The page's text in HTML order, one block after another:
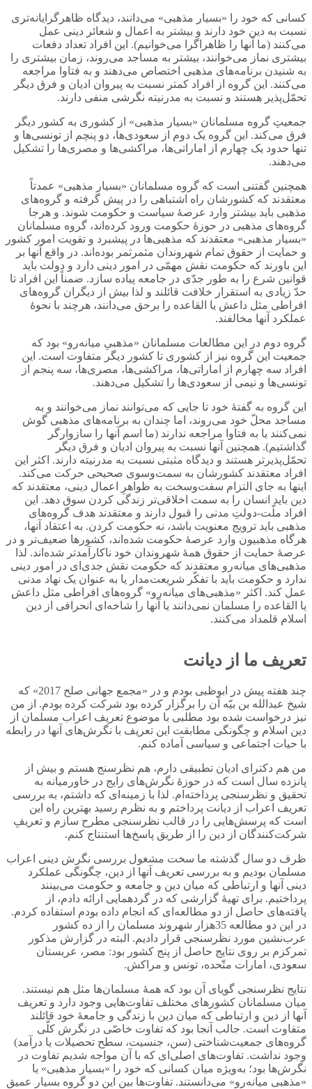
کسانی که خود را «بسیار مذهبی» می‌دانند، دیدگاه ظاهرگرایانه‌تری
نسبت به دین خود دارند و بیشتر به اعمال و شعائر دینی عمل
می‌کنند (ما آنها را ظاهراگرا می‌خوانیم). این افراد تعداد دفعات
بیشتری نماز می‌خوانند، بیشتر به مساجد می‌روند، زمان بیشتری را
به شنیدن برنامه‌های مذهبی اختصاص می‌دهند و به فتاوا مراجعه
می‌کنند. این گروه از افراد کمتر نسبت به پیروان ادیان و فرق دیگر
تحمّل‌پذیر هستند و نسبت به مدرنیته نگرشی منفی دارند.
جمعیتِ گروه مسلمانان «بسیار مذهبی» از کشوری به کشور دیگر
فرق می‌کند. این گروه یک دوم از سعودی‌ها، دو پنچم از تونسی‌ها و
تنها حدود یک چهارم از اماراتی‌ها، مراکشی‌ها و مصری‌ها را تشکیل
می‌دهند.
همچنین گفتنی است که گروه مسلمانان «بسیار مذهبی» عمدتاً
معتقدند که کشورشان راه اشتباهی را در پیش گرفته‌ و گروه‌های
مذهبی باید بیشتر وارد عرصۀ سیاست و حکومت شوند. و هرجا
گروه‌های مذهبی در حوزۀ حکومت ورود کرده‌اند، گروه مسلمانان
«بسیار مذهبی» معتقدند که مذهبی‌ها در پیشبرد و تقویت امور کشور
و حمایت از حقوق تمام شهروندان مثمرثمر بوده‌اند. در واقع آنها بر
این باورند که حکومت نقش مهمّی در امور دینی دارد و دولت باید
قوانین شرع را به طور جدّی در جامعه پیاده سازد. ضمناً این افراد تا
حدّ زیادی به استقرار خلافت قائلند و لذا بیش از دیگران گروه‌های
افراطی مثل داعش یا القاعده را برحق می‌دانند، هرچند با نحوۀ
عملکرد آنها مخالفند.
گروه دوم در این مطالعات مسلمانان «مذهبیِ میانه‌رو» بود که
جمعیت این گروه نیز از کشوری تا کشور دیگر متفاوت است. این
افراد سه چهارم از اماراتی‌ها، مراکشی‌ها، مصری‌ها، سه پنجم از
تونسی‌ها و نیمی از سعودی‌ها را تشکیل می‌دهند.
این گروه به گفتۀ خود تا جایی که می‌توانند نماز می‌خوانند و به
مساجد محلّ خود می‌روند، اما چندان به برنامه‌های مذهبی گوش
نمی‌کنند یا به فتاوا مراجعه ندارند (ما اسم آنها را سازوارگر
گذاشتیم). همچنین آنها نسبت به پیروان ادیان و فرق دیگر
تحمّل‌پذیرتر هستند و دیدگاه مثبتی نسبت به مدرنیته دارند. اکثر این
افراد معتقدند کشورشان به سمت‌و‌سوی صحیحی حرکت می‌کند.
اینها به جای التزام سفت‌و‌سخت به ظواهرِ اعمال دینی، معتقدند که
دین باید انسان را به سمت اخلاقی‌تر زندگی کردن سوق دهد. این
افراد ملّت-دولتِ مدنی را قبول دارند و معتقدند هدف گروه‌های
مذهبی باید ترویج معنویت باشد، نه حکومت کردن. به اعتقاد آنها،
هرگاه مذهبیون وارد عرصۀ حکومت شده‌اند، کشورها ضعیف‌تر و در
عرصۀ حمایت از حقوق همۀ شهروندان خود ناکارآمدتر شده‌اند. لذا
مذهبی‌های میانه‌رو معتقدند که حکومت نقش جدی‌ای در امور دینی
ندارد و حکومت باید با تفکّر شریعت‌مدار یا به عنوان یک نهاد مدنی
عمل کند. اکثر «مذهبی‌های میانه‌رو» گروه‌های افراطی مثل داعش
یا القاعده را مسلمان نمی‌دانند یا آنها را شاخه‌ای انحرافی از دین
اسلام قلمداد می‌کنند.
تعریف ما از دیانت
چند هفته پیش در ابوظبی بودم و در «مجمع جهانی صلح 2017» که
شیخ عبدالله بن بیّه آن را برگزار کرده بود شرکت کرده بودم. از من
نیز درخواست شده بود مطلبی با موضوع تعریف اعراب مسلمان از
دین اسلام و چگونگی مطابقت این تعریف با نگرش‌های آنها در رابطه
با حیات اجتماعی و سیاسی آماده کنم.
من هم دکترای ادیان تطبیقی دارم، هم نظرسنج هستم و بیش از
پانزده سال است که در حوزۀ نگرش‌های رایج در خاورمیانه به
تحقیق و نظرسنجی پرداخته‌ام. لذا با زمینه‌ای که داشتم، به بررسی
تعریف اعراب از دیانت پرداختم و به نظرم رسید بهترین راه این
است که پرسش‌هایی را در قالب نظرسنجی مطرح سازم و تعریفِ
شرکت‌کنندگان از دین را از طریق پاسخ‌ها استنتاج کنم.
ظرف دو سال گذشته ما سخت مشغول بررسی نگرش دینی اعراب
مسلمان بودیم و به بررسی تعریف آنها از دین، چگونگی عملکرد
دینی آنها و ارتباطی که میان دین و جامعه و حکومت می‌بینند
پرداختیم. برای تهیۀ گزارشی که در گردهمایی ارائه دادم، از
یافته‌های حاصل از دو مطالعه‌ای که انجام داده بودم استفاده کردم.
در این دو مطالعه 35هزار شهروند مسلمان را از ده کشور
عرب‌نشین مورد نظرسنجی قرار دادیم. البته در گزارش مذکور
تمرکزم بر روی نتایج حاصل از پنج کشور بود: مصر، عربستان
سعودی، امارات متّحده، تونس و مراکش.
نتایج نظرسنجی گویای آن بود که همۀ مسلمان‌ها مثل هم نیستند.
میان مسلمانان کشورهای مختلف تفاوت‌هایی وجود دارد و تعریف
آنها از دین و ارتباطی که میان دین با زندگی و جامعۀ خود قائلند
متفاوت است. جالب آنجا بود که تفاوت خاصّی در نگرش کلّی
گروه‌های جمعیت‌شناختی (سن، جنسیت، سطح تحصیلات یا درآمد)
وجود نداشت. تفاوت‌های اصلی‌ای که با آن مواجه شدیم تفاوت در
نگرش‌ها بود؛ به‌ویژه میان کسانی که خود را «بسیار مذهبی» یا
«مذهبی میانه‌رو» می‌دانستند. تفاوت‌ها بین این دو گروه بسیار عمیق